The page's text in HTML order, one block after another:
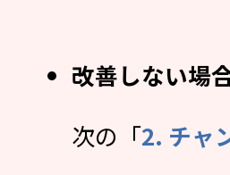
改善しない場
次の「2. チャ